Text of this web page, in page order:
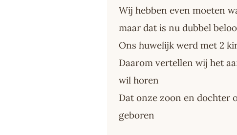
Wij hebben even moeten
maar dat is nu dubbel
Ons huwelijk werd met 2
Daarom vertellen wij het
wil horen
Dat onze zoon en dochter
geboren